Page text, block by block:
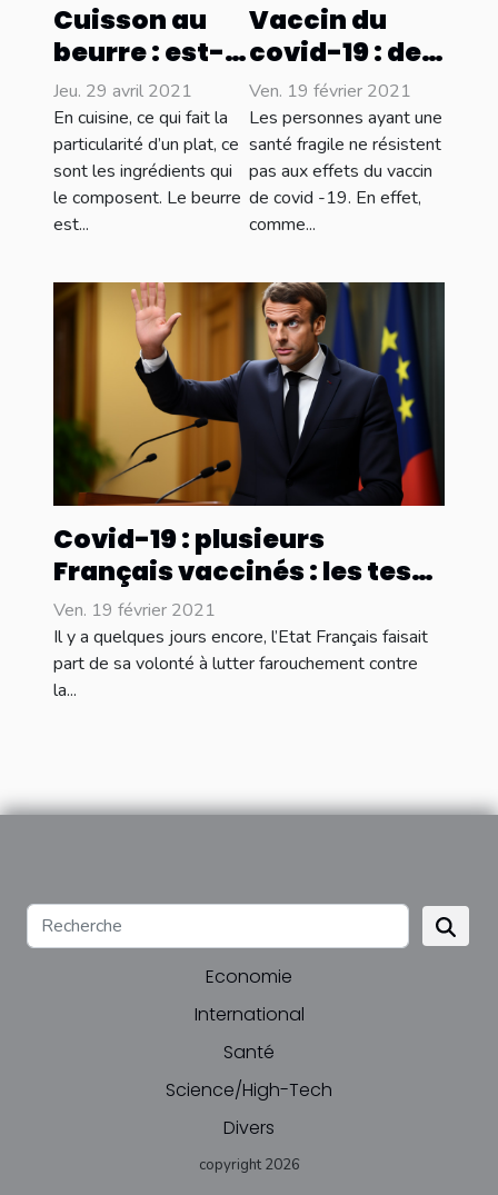
Cuisson au
beurre : est-
ce dangereux
pour la
santé ?
Jeu. 29 avril 2021
En cuisine, ce qui fait la
particularité d’un plat, ce
sont les ingrédients qui
le composent. Le beurre
est...
Vaccin du
covid-19 : des
effets
secondaires
et des décès
enregistrés
Ven. 19 février 2021
Les personnes ayant une
santé fragile ne résistent
pas aux effets du vaccin
de covid -19. En effet,
comme...
Covid-19 : plusieurs
Français vaccinés : les tests
PCR se font dans toute
l’Europe
Ven. 19 février 2021
Il y a quelques jours encore, l’Etat Français faisait
part de sa volonté à lutter farouchement contre
la...
Economie
International
Santé
Science/High-Tech
Divers
copyright 2026